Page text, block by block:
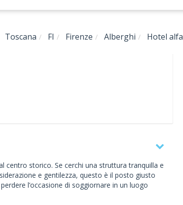
Toscana FI Firenze Alberghi Hotel alfa
centro storico. Se cerchi una struttura tranquilla e
e gentilezza, questo è il posto giusto
l’occasione di soggiornare in un luogo